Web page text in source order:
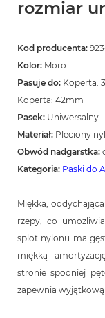
rozmiar
Kod producenta:
Kolor: Moro
Pasuje do: Koperta:
Koperta: 42mm
Pasek: Uniwersalny
Materiał: Pleciony
Obwód nadgarstka:
Kategoria: Paski do
Miękka,
rzepy, co
splot nylonu ma
miękką
stronie spodniej
zapewnia wyjątkową